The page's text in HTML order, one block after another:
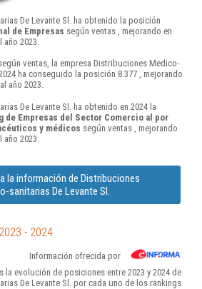
De Levante Sl. ha obtenido la posición
de Empresas según ventas , mejorando en
año 2023.
ventas, la empresa Distribuciones Medico-
ha conseguido la posición 8.377 , mejorando
año 2023.
De Levante Sl. ha obtenido en 2024 la
de Empresas del Sector Comercio al por
y médicos según ventas , mejorando
2023.
la información de Distribuciones
sanitarias De Levante Sl.
- 2024
Información ofrecida por
la evolución de posiciones entre 2023 y 2024 de
De Levante Sl. por cada uno de los rankings